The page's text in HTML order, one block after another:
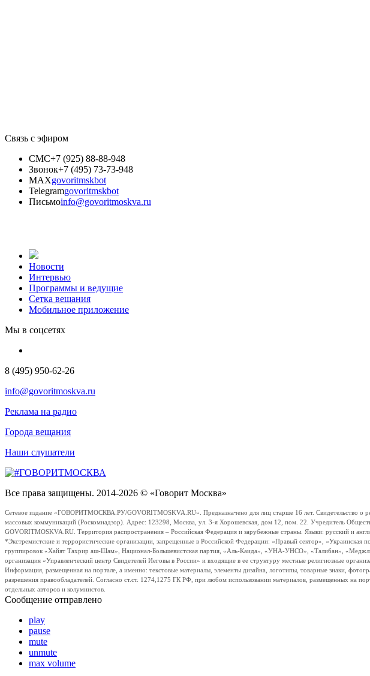
Связь с эфиром
СМС+7 (925) 88-88-948
Звонок+7 (495) 73-73-948
MAXgovoritmskbot
Telegramgovoritmskbot
Письмоinfo@govoritmoskva.ru
Новости
Интервью
Программы и ведущие
Сетка вещания
Мобильное приложение
Мы в соцсетях
8 (495) 950-62-26
info@govoritmoskva.ru
Реклама на радио
Города вещания
Наши слушатели
Все права защищены. 2014-2026 © «Говорит Москва»
Сетевое издание «ГОВОРИТМОСКВА.РУ/GOVORITMOSKVA.RU». Предназначено для лиц старше 16 лет. Свидетельство
массовых коммуникаций (Роскомнадзор). Адрес: 123298, Москва, ул. 3-я Хорошевская, дом 12, пом. 22. Учредитель
GOVORITMOSKVA.RU. Территория распространения – Российская Федерация и зарубежные страны. Языки: русский и
*Экстремистские и террористические организации, запрещенные в Российской Федерации: «Правый сектор»,
группировок «Хайят Тахрир аш-Шам», Национал-Большевистская партия, «Аль-Каида», «УНА-УНСО», «Талибан»,
организация «Управленческий центр Свидетелей Иеговы в России» и входящие в ее структуру местные религиозные
Информация, размещенная на портале, а именно: текстовые материалы, элементы дизайна, логотипы, товарные знаки,
разрешения правообладателей. Согласно ст.ст. 1274,1275 ГК РФ, при любом использовании материалов, размещенных на
отдельных авторов и колумнистов.
Сообщение отправлено
play
pause
mute
unmute
max volume